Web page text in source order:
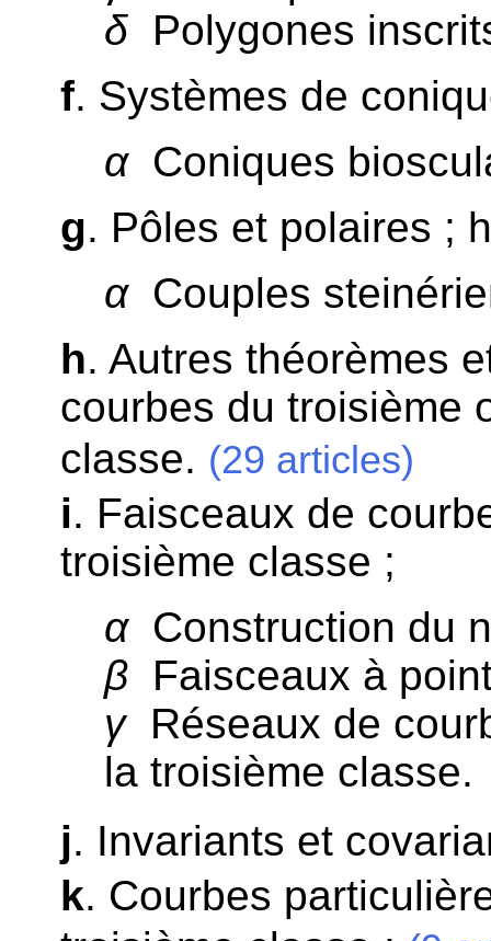
δ Polygones
f. Systèmes de
αConiques
g. Pôles et polaires ;
αCouples
h. Autres théorèmes
courbes du troisième
classe. (29 articles)
i. Faisceaux de
troisième classe ;
αConstruction du
β Faisceaux à
γRéseaux de
la troisième classe.
j. Invariants et
k. Courbes